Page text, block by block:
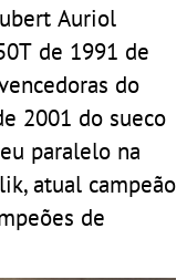
Auriol
de 1991 de
do
2001 do sueco
paralelo na
atual campeão
de